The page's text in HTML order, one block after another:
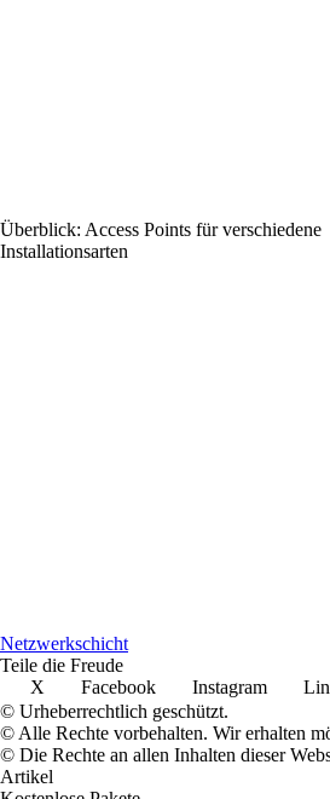
Überblick: Access Points für verschiedene
Installationsarten
Netzwerkschicht
Teile die Freude
X
Facebook Instagram
© Urheberrechtlich geschützt.
© Alle Rechte vorbehalten. Wir erhalten
© Die Rechte an allen Inhalten dieser
Artikel